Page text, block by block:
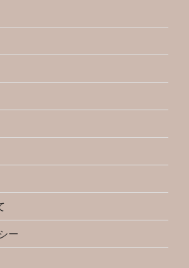
ー